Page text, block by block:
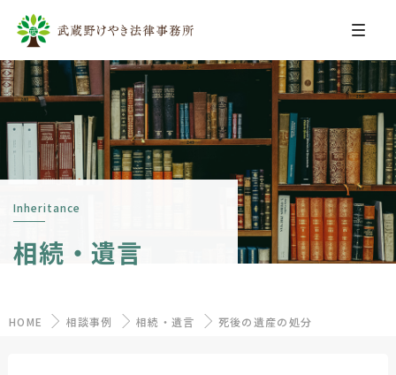
Inheritance
相続・遺言
HOME 相談事例 相続・遺言 死後の遺産の処分